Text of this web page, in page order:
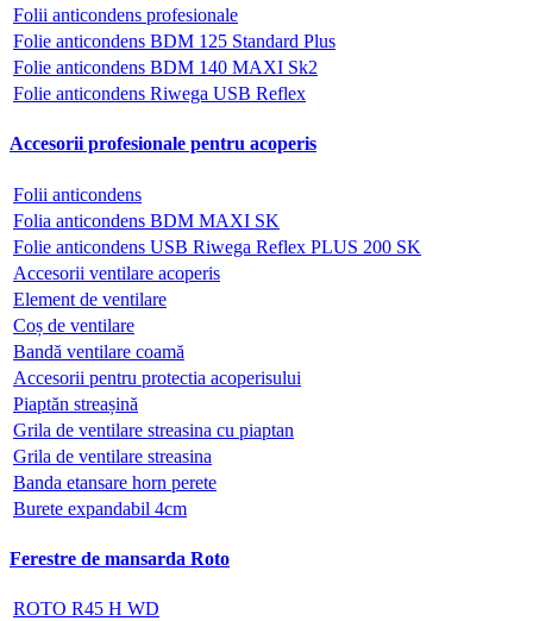
Folii anticondens profesionale
Folie anticondens BDM 125 Standard Plus
Folie anticondens BDM 140 MAXI Sk2
Folie anticondens Riwega USB Reflex
Accesorii profesionale pentru acoperis
Folii anticondens
Folia anticondens BDM MAXI SK
Folie anticondens USB Riwega Reflex PLUS 200 SK
Accesorii ventilare acoperis
Element de ventilare
Coș de ventilare
Bandă ventilare coamă
Accesorii pentru protectia acoperisului
Piaptăn streașină
Grila de ventilare streasina cu piaptan
Grila de ventilare streasina
Banda etansare horn perete
Burete expandabil 4cm
Ferestre de mansarda Roto
ROTO R45 H WD